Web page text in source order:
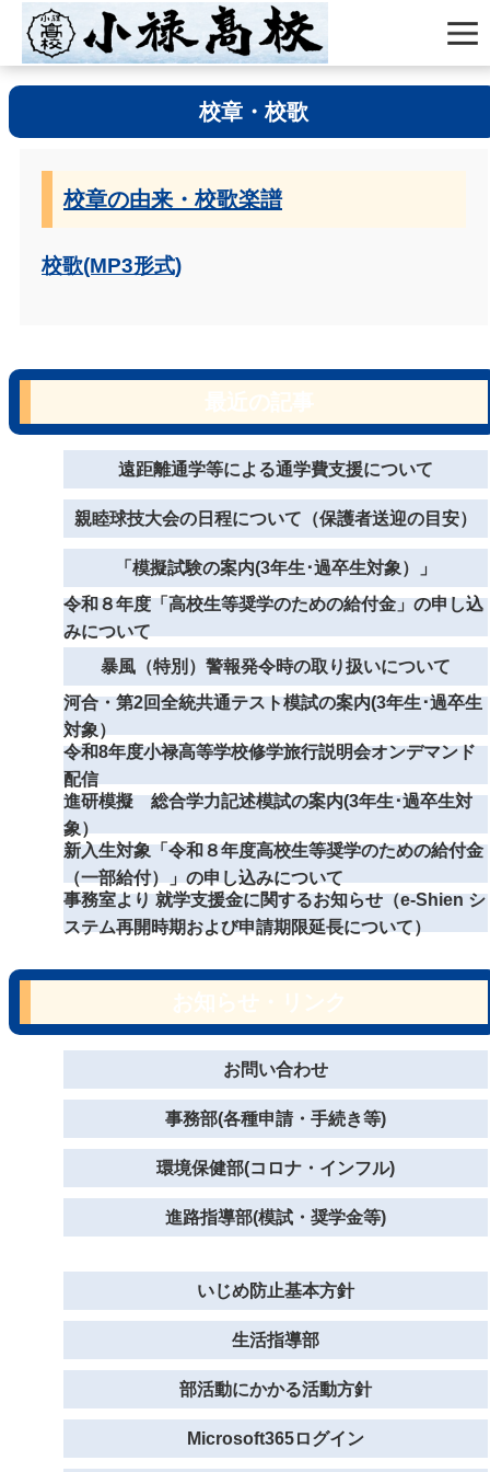
校章・校歌
校章の由来・校歌楽譜
校歌(MP3形式)
遠距離通学等による通学費支援について
親睦球技大会の日程について（保護者送迎の目安）
「模擬試験の案内(3年生･過卒生対象）」
令和８年度「高校生等奨学のための給付金」の申し込
みについて
暴風（特別）警報発令時の取り扱いについて
河合・第2回全統共通テスト模試の案内(3年生･過卒生
対象）
令和8年度小禄高等学校修学旅行説明会オンデマンド
配信
進研模擬 総合学力記述模試の案内(3年生･過卒生対
象）
新入生対象「令和８年度高校生等奨学のための給付金
（一部給付）」の申し込みについて
事務室より 就学支援金に関するお知らせ（e-Shien シ
ステム再開時期および申請期限延長について）
お問い合わせ
事務部(各種申請・手続き等)
環境保健部(コロナ・インフル)
進路指導部(模試・奨学金等)
いじめ防止基本方針
生活指導部
部活動にかかる活動方針
Microsoft365ログイン